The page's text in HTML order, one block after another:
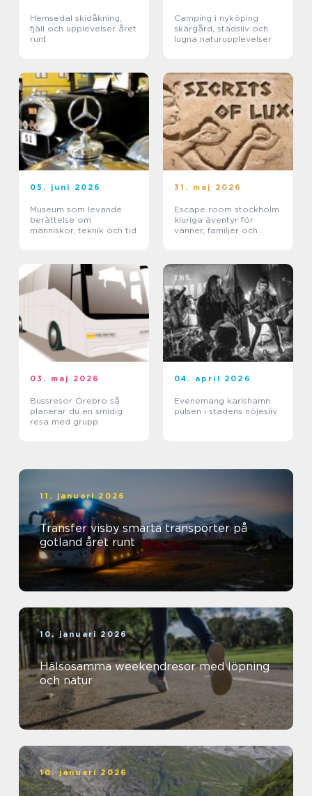
Hemsedal skidåkning,
fjäll och upplevelser året
runt
Camping i nyköping
skärgård, stadsliv och
lugna naturupplevelser
05. juni 2026
Museum som levande
berättelse om
människor, teknik och tid
31. maj 2026
Escape room stockholm
kluriga äventyr för
vänner, familjer och
03. maj 2026
Bussresor Örebro så
planerar du en smidig
resa med grupp
04. april 2026
Evenemang karlshamn
pulsen i stadens nöjesliv
11. januari 2026
Transfer visby smarta transporter på
gotland året runt
10. januari 2026
Hälsosamma weekendresor med löpning
och natur
10. januari 2026